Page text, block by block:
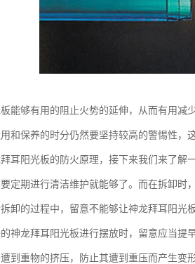
能够有用的阻止火势的延伸，从而有用
和保养的时分仍然要坚持较高的警惕性，
耳阳光板的防火原理，接下来我们来了解
定期进行清洁维护就能够了。而在拆卸时
卸的过程中，留意不能够让神龙拜耳阳光
神龙拜耳阳光板进行摆放时，留意应当
到重物的挤压，防止其遭到重压而产生变